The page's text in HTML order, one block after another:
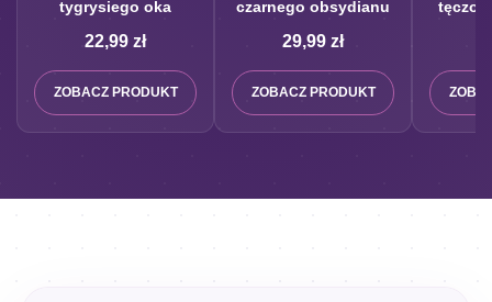
tygrysiego oka
22,99 zł
ZOBACZ PRODUKT
czarnego obsydianu
29,99 zł
ZOBACZ PRODUKT